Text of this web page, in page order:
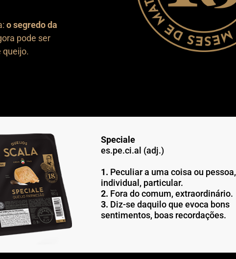
o segredo da
pode ser
queijo.
Speciale
es.pe.ci.al (adj.)
1. Peculiar a uma coisa ou pessoa,
individual, particular.
2. Fora do comum, extraordinário.
3. Diz-se daquilo que evoca bons
sentimentos, boas recordações.